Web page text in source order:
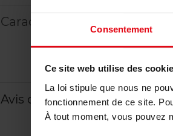
Consentement
Ce site web utilise des
La loi stipule que nous ne
fonctionnement de ce site.
À tout moment, vous pouvez
Caractéristiques
Avis client Politique relative aux